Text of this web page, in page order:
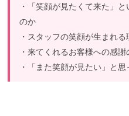
・「笑顔が見たくて来た」
のか
・スタッフの笑顔が生まれる
・来てくれるお客様への感謝
・「また笑顔が見たい」と